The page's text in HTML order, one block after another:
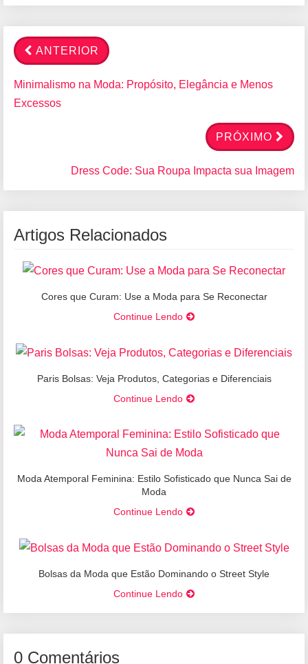
ANTERIOR
Minimalismo na Moda: Propósito, Elegância e Menos
Excessos
PRÓXIMO
Dress Code: Sua Roupa Impacta sua Imagem
Artigos Relacionados
Cores que Curam: Use a Moda para Se Reconectar
Continue Lendo
Paris Bolsas: Veja Produtos, Categorias e Diferenciais
Continue Lendo
Moda Atemporal Feminina: Estilo Sofisticado que Nunca Sai de
Moda
Continue Lendo
Bolsas da Moda que Estão Dominando o Street Style
Continue Lendo
0 Comentários